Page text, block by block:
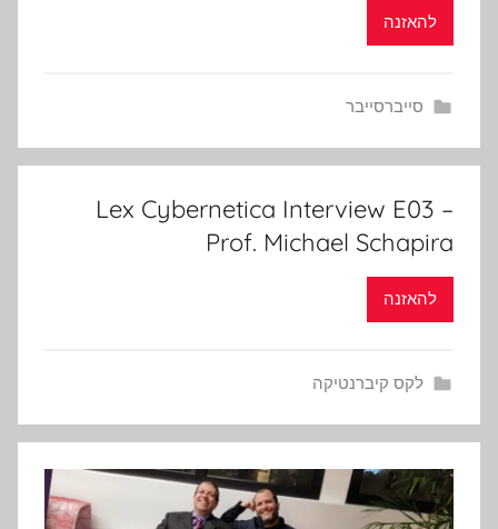
להאזנה
סייברסייבר
Lex Cybernetica Interview E03 –
Prof. Michael Schapira
להאזנה
לקס קיברנטיקה